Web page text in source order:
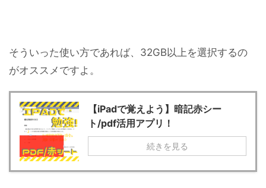
そういった使い方であれば、32GB以上を選択するの
がオススメですよ。
【iPadで覚えよう】暗記赤シー
ト/pdf活用アプリ！
続きを見る